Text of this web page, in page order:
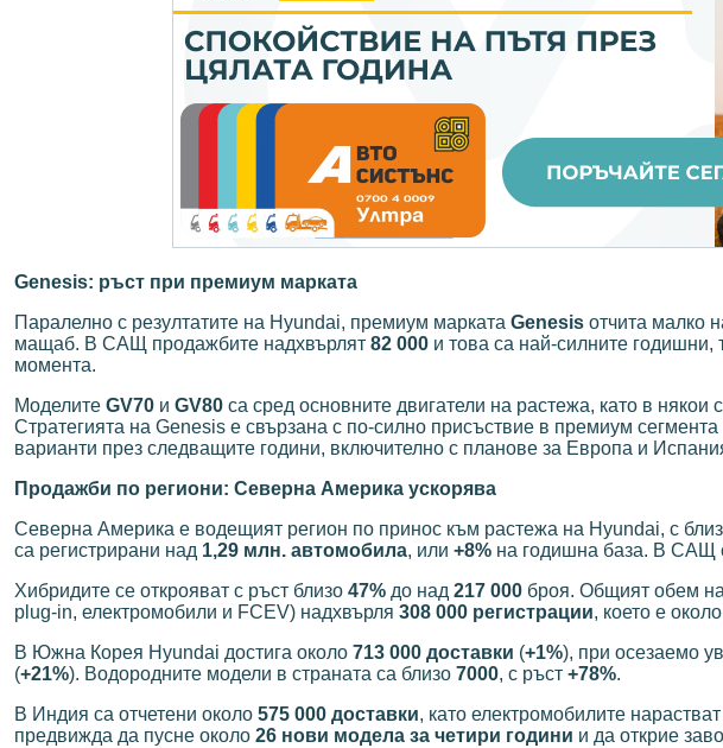
Genesis: ръст при премиум марката
Паралелно с резултатите на Hyundai, премиум марката Genesis отчита малко
мащаб. В САЩ продажбите надхвърлят 82 000 и това са най-силните годишни,
момента.
Моделите GV70 и GV80 са сред основните двигатели на растежа, като в
Стратегията на Genesis е свързана с по-силно присъствие в премиум
варианти през следващите години, включително с планове за Европа и
Продажби по региони: Северна Америка ускорява
Северна Америка е водещият регион по принос към растежа на Hyundai, с
са регистрирани над 1,29 млн. автомобила, или +8% на годишна база. В САЩ
Хибридите се открояват с ръст близо 47% до над 217 000 броя. Общият обем
plug-in, електромобили и FCEV) надхвърля 308 000 регистрации, което е около
В Южна Корея Hyundai достига около 713 000 доставки (+1%), при осезаемо
(+21%). Водородните модели в страната са близо 7000, с ръст +78%.
В Индия са отчетени около 575 000 доставки, като електромобилите
предвижда да пусне около 26 нови модела за четири години и да открие